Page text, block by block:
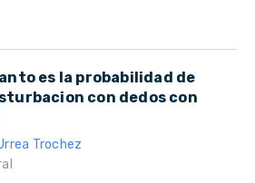
es la probabilidad de
con dedos con
Trochez